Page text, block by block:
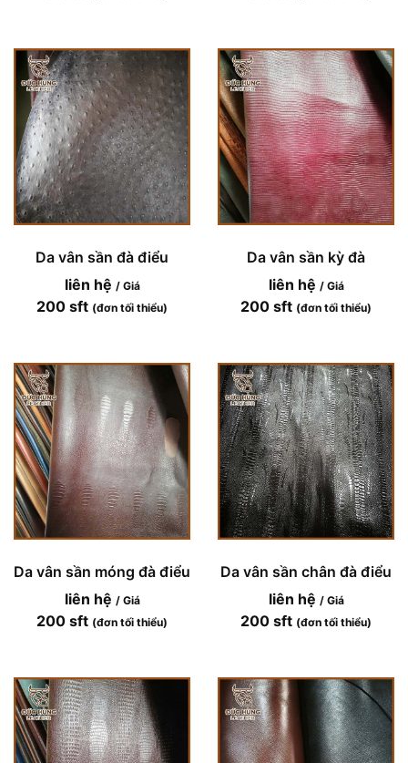
Da vân sần đà điểu
liên hệ / Giá
200 sft (đơn tối thiểu)
Da vân sần kỳ đà
liên hệ / Giá
200 sft (đơn tối thiểu)
Da vân sần móng đà điểu
liên hệ / Giá
200 sft (đơn tối thiểu)
Da vân sần chân đà điểu
liên hệ / Giá
200 sft (đơn tối thiểu)